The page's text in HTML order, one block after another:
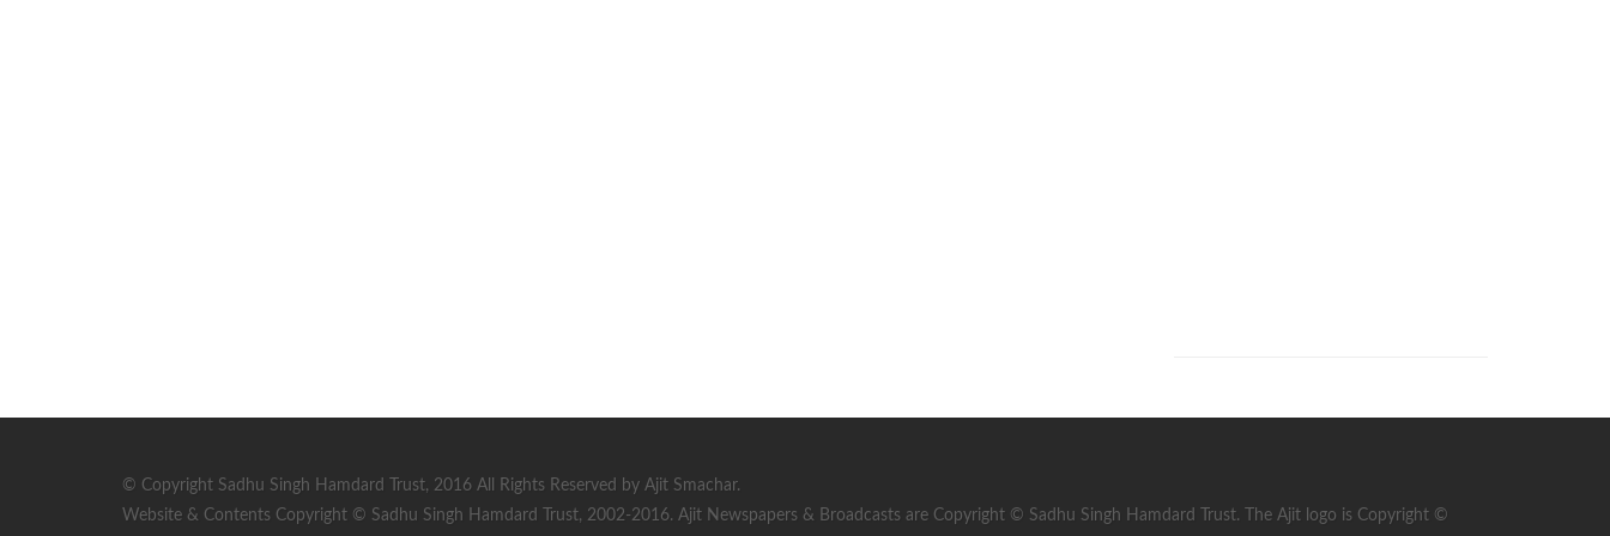
© Copyright Sadhu Singh Hamdard Trust, 2016 All Rights Reserved by Ajit Smachar.
Website & Contents Copyright © Sadhu Singh Hamdard Trust, 2002-2016. Ajit Newspapers & Broadcasts are Copyright © Sadhu Singh Hamdard Trust. The Ajit logo is Copyright ©